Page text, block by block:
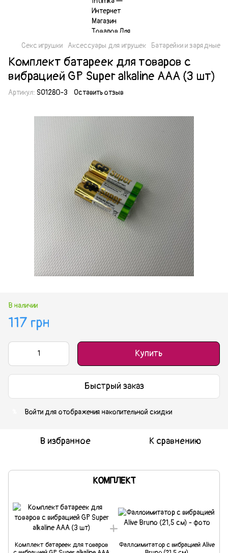
Секс игрушки Аксессуары для игрушек Батарейки и зарядные
Комплект батареек для товаров с
вибрацией GP Super alkaline AAА (3 шт)
Артикул: SO1280-3 Оставить отзыв
В наличии
117 грн
Купить
Быстрый заказ
Войти для отображения накопительной скидки
В избранное К сравнению
КОМПЛЕКТ
Комплект батареек для товаров
Фаллоимитатор с вибрацией Alive